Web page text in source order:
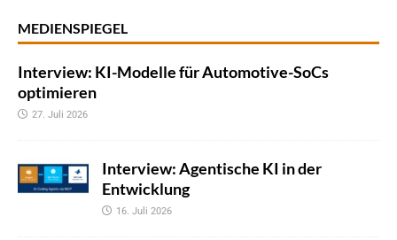
MEDIENSPIEGEL
Interview: KI-Modelle für Automotive-SoCs
optimieren
27. Juli 2026
Interview: Agentische KI in der
Entwicklung
16. Juli 2026